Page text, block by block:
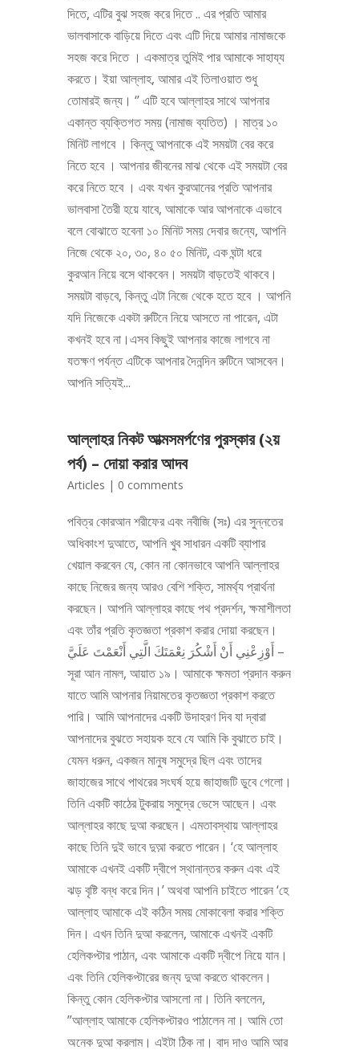
দিতে, এটির বুঝ সহজ করে দিতে .. এর প্রতি আমার
ভালবাসাকে বাড়িয়ে দিতে এবং এটি দিয়ে আমার নামাজকে
সহজ করে দিতে । একমাত্র তুমিই পার আমাকে সাহায্য
করতে। ইয়া আল্লাহ, আমার এই তিলাওয়াত শুধু
তোমারই জন্য। ‘’ এটি হবে আল্লাহর সাথে আপনার
একান্ত ব্যক্তিগত সময় (নামাজ ব্যতিত) । মাত্র ১০
মিনিট লাগবে । কিন্তু আপনাকে এই সময়টা বের করে
নিতে হবে । আপনার জীবনের মাঝ থেকে এই সময়টা বের
করে নিতে হবে । এবং যখন কুরআনের প্রতি আপনার
ভালবাসা তৈরী হয়ে যাবে, আমাকে আর আপনাকে এভাবে
বলে বোঝাতে হবেনা ১০ মিনিট সময় দেবার জন্যে, আপনি
নিজে থেকে ২০, ৩০, ৪০ ৫০ মিনিট, এক ঘন্টা ধরে
কুরআন নিয়ে বসে থাকবেন। সময়টা বাড়তেই থাকবে।
সময়টা বাড়বে, কিন্তু এটা নিজে থেকে হতে হবে । আপনি
যদি নিজেকে একটা রুটিনে নিয়ে আসতে না পারেন, এটা
কখনই হবে না।এসব কিছুই আপনার কাজে লাগবে না
যতক্ষণ পর্যন্ত এটিকে আপনার দৈনন্দিন রুটিনে আসবেন।
আপনি সত্যিই...
আল্লাহর নিকট আত্মসমর্পণের পুরস্কার (২য়
পর্ব) – দোয়া করার আদব
Articles | 0 comments
পবিত্র কোরআন শরীফের এবং নবীজি (সঃ) এর সুন্নতের
অধিকাংশ দুআতে, আপনি খুব সাধারন একটি ব্যাপার
খেয়াল করবেন যে, কোন না কোনভাবে আপনি আল্লাহর
কাছে নিজের জন্য আরও বেশি শক্তি, সামর্থ্য প্রার্থনা
করছেন। আপনি আল্লাহর কাছে পথ প্রদর্শন, ক্ষমাশীলতা
এবং তাঁর প্রতি কৃতজ্ঞতা প্রকাশ করার দোয়া করছেন।
أَوْزِعْنِي أَنْ أَشْكُرَ نِعْمَتَكَ الَّتِي أَنْعَمْتَ عَلَيَّ –
সূরা আন নামল, আয়াত ১৯। আমাকে ক্ষমতা প্রদান করুন
যাতে আমি আপনার নিয়ামতের কৃতজ্ঞতা প্রকাশ করতে
পারি। আমি আপনাদের একটি উদাহরণ দিব যা দ্বারা
আপনাদের বুঝতে সহায়ক হবে যে আমি কি বুঝাতে চাই।
যেমন ধরুন, একজন মানুষ সমুদ্রে ছিল এবং তাদের
জাহাজের সাথে পাথরের সংঘর্ষ হয়ে জাহাজটি ডুবে গেলো।
তিনি একটি কাঠের টুকরায় সমুদ্রে ভেসে আছেন। এবং
আল্লাহর কাছে দুআ করছেন। এমতাবস্থায় আল্লাহর
কাছে তিনি দুই ভাবে দুআ় করতে পারেন। ‘হে আল্লাহ
আমাকে এখনই একটি দ্বীপে স্থানান্তর করুন এবং এই
ঝড় বৃষ্টি বন্ধ করে দিন।’ অথবা আপনি চাইতে পারেন ‘হে
আল্লাহ আমাকে এই কঠিন সময় মোকাবেলা করার শক্তি
দিন। এখন তিনি দুআ করলেন, আমাকে এখনই একটি
হেলিকপ্টার পাঠান, এবং আমাকে একটি দ্বীপে নিয়ে যান।
এবং তিনি হেলিকপ্টারের জন্য দুআ করতে থাকলেন।
কিন্তু কোন হেলিকপ্টার আসলো না। তিনি বললেন,
”আল্লাহ আমাকে হেলিকপ্টারও পাঠালেন না। আমি তো
অনেক দুআ করলাম। এইটা ঠিক না। বাদ দাও আমি আর